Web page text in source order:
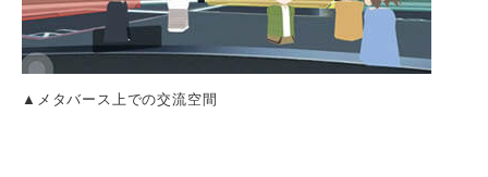
▲メタバース上での交流空間